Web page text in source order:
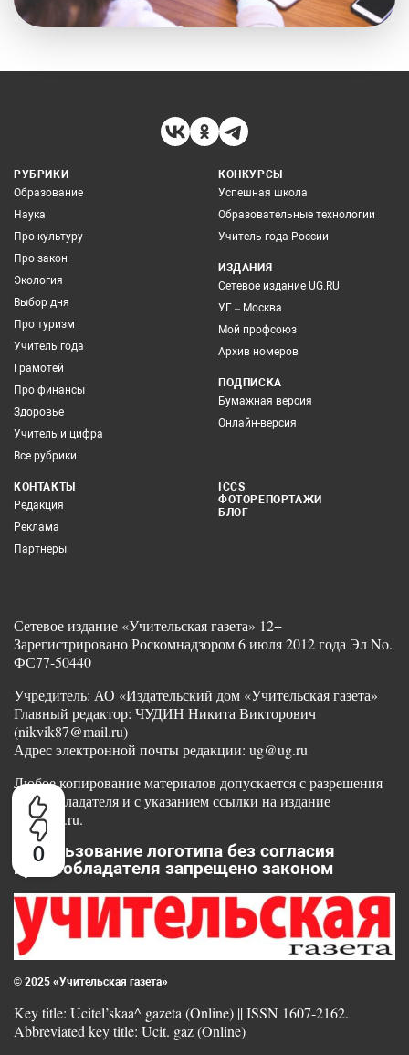
0
РУБРИКИ
Образование
Наука
Про культуру
Про закон
Экология
Выбор дня
Про туризм
Учитель года
Грамотей
Про финансы
Здоровье
Учитель и цифра
Все рубрики
КОНКУРСЫ
Успешная школа
Образовательные технологии
Учитель года России
ИЗДАНИЯ
Сетевое издание UG.RU
УГ – Москва
Мой профсоюз
Архив номеров
ПОДПИСКА
Бумажная версия
Онлайн-версия
КОНТАКТЫ
Редакция
Реклама
Партнеры
ICCS
ФОТОРЕПОРТАЖИ
БЛОГ
Сетевое издание «Учительская газета» 12+
Зарегистрировано Роскомнадзором 6 июля 2012 года Эл No.
ФС77-50440
Учредитель: АО «Издательский дом «Учительская газета»
Главный редактор: ЧУДИН Никита Викторович
(nikvik87@mail.ru)
Адрес электронной почты редакции: ug@ug.ru
Любое копирование материалов допускается с разрешения
правообладателя и с указанием ссылки на издание
www.ug.ru.
Использование логотипа без согласия
правообладателя запрещено законом
© 2025 «Учительская газета»
Key title: Ucitel’skaa^ gazeta (Online) || ISSN 1607-2162.
Abbreviated key title: Ucit. gaz (Online)